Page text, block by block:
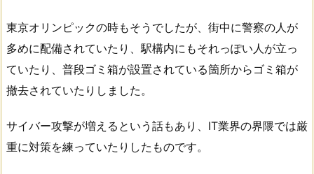
東京オリンピックの時もそうでしたが、街中に警察の人が
多めに配備されていたり、駅構内にもそれっぽい人が立っ
ていたり、普段ゴミ箱が設置されている箇所からゴミ箱が
撤去されていたりしました。
サイバー攻撃が増えるという話もあり、IT業界の界隈では厳
重に対策を練っていたりしたものです。